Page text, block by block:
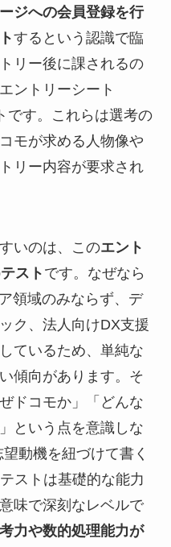
ジへの会員登録を行
するという認識で臨
リー後に課されるの
ントリーシート
です。これらは選考の
モが求める人物像や
リー内容が要求され
いのは、このエント
スト です。なぜなら
領域のみならず、デ
ク、法人向けDX支援
ているため、単純な
傾向があります。そ
ドコモか」「どんな
という点を意識しな
動機を紐づけて書く
ストは基礎的な能力
味で深刻なレベルで
力や数的処理能力が